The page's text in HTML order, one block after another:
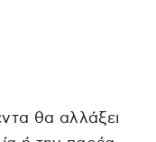
θα αλλάξει